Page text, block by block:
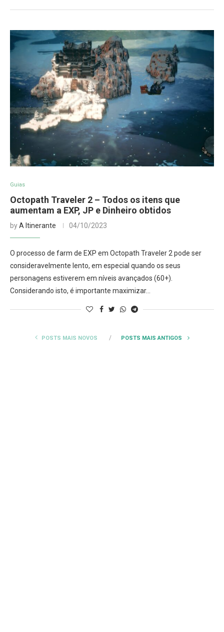
Guias
Octopath Traveler 2 – Todos os itens que
aumentam a EXP, JP e Dinheiro obtidos
byA Itinerante 04/10/2023
O processo de farm de EXP em Octopath Traveler 2 pode ser
consideravelmente lento, em especial quando os seus
personagens estiverem em níveis avançados (60+).
Considerando isto, é importante maximizar…
POSTS MAIS NOVOS POSTS MAIS ANTIGOS